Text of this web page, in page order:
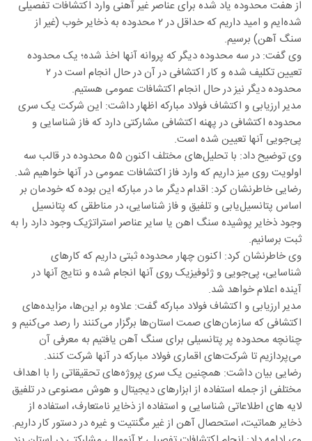
از هفت محدوده یاد شده برای عناصر غیر آهنی وارد اکتشافات تفصیلی
شده‌ایم و امید داریم که حداقل در ۲ محدوده به ذخایر خوب (غیر از
سنگ آهن) برسیم.
وی گفت: در سه محدوده دیگر که پروانه آنها اخذ شده؛ یک محدوده
تعیین تکلیف شده و کار اکتشافی در آن در حال انجام است در ۲
محدوده دیگر نیز در حال انجام اکتشافات عمومی هستیم.
مدیر ارزیابی و اکتشاف فولاد مبارکه اظهار داشت: این شرکت یک سری
محدوده اکتشافی در پهنه اکتشافی مشارکتی دارد که فاز شناسایی و
پی‌جویی آنها تعیین شده است.
وی توضیح داد: با تحلیل‌های مختلف اکنون ۵۵ محدوده در قالب سه
اولویت روی میز داریم که وارد فاز اکتشافات عمومی در آنها خواهیم شد.
رضایی خاطرنشان کرد: اقدام دیگر ما در مبارکه این بوده که خودمان بر
اساس پتانسیل‌یابی و تلفیق و فاز شناسایی، در مناطقی که پتانسیل
وجود ذخایر پوشیده سنگ اهن یا سایر عناصر استراتژیک وجود دارد را به
ثبت برسانیم.
وی خاطرنشان کرد: اکنون چهار محدوده ثبتی داریم که کارهای
شناسایی، پی‌جویی و ژئوفیزیک روی آنها انجام شده و نتایج آنها در
آینده اعلام خواهد شد.
مدیر ارزیابی و اکتشاف فولاد مبارکه گفت: علاوه بر این‌ها، مزایده‌های
اکتشافی که سازمان‌های صمت استان‌ها برگزار می‌کنند را رصد می‌کنیم و
چنانچه محدوده پر پتانسیلی برای سنگ آهن یافتیم به معرفی آن
می‌پردازیم تا شرکت‌های اقماری فولاد مبارکه در آنها شرکت کنند.
رضایی بیان داشت: همچنین یک سری پروژه‌های تحقیقاتی را با اهداف
مختلفی از جمله استفاده از ابزارهای دیجیتال و هوش مصنوعی در تلفیق
لایه های اطلاعاتی شناسایی و استفاده از ذخایر نامتعارف، استفاده از
ذخایر هماتیت، استحصال آهن از غیر مگنتیت و غیره در دستور کار داریم.